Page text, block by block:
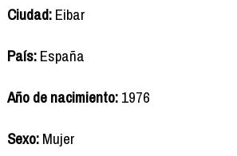
Ciudad:Eibar
País:España
Año de nacimiento:1976
Sexo:Mujer